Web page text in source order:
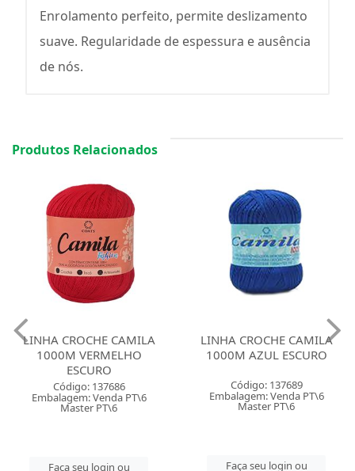
Enrolamento perfeito, permite deslizamento
suave. Regularidade de espessura e ausência
de nós.
Produtos Relacionados
LINHA CROCHE CAMILA
1000M VERMELHO
ESCURO
Código: 137686
Embalagem: Venda PT\6
Master PT\6
Faça seu login ou
LINHA CROCHE CAMILA
1000M AZUL ESCURO
Código: 137689
Embalagem: Venda PT\6
Master PT\6
Faça seu login ou